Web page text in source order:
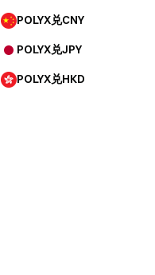
POLYX兑CNY
POLYX兑JPY
POLYX兑HKD